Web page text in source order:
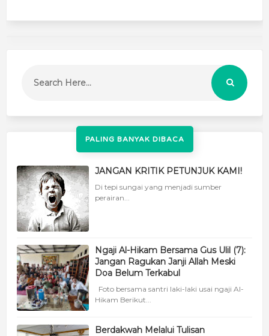
PALING BANYAK DIBACA
JANGAN KRITIK PETUNJUK KAMI!
Di tepi sungai yang menjadi sumber
perairan...
Ngaji Al-Hikam Bersama Gus Ulil (7):
Jangan Ragukan Janji Allah Meski
Doa Belum Terkabul
Foto bersama santri laki-laki usai ngaji Al-
Hikam Berikut...
Berdakwah Melalui Tulisan